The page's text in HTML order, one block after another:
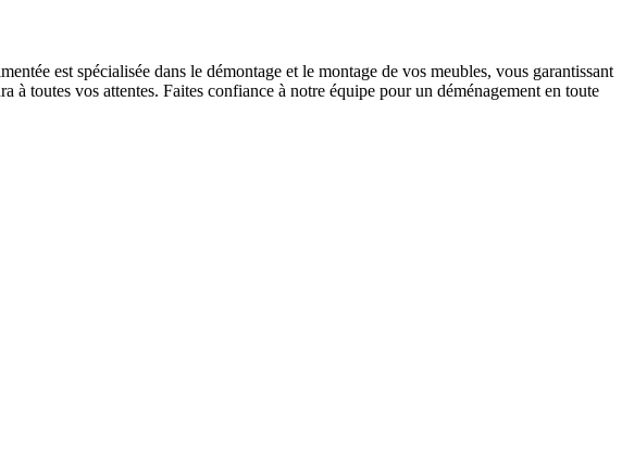
est spécialisée dans le démontage et le montage de vos meubles, vous garantissant
toutes vos attentes. Faites confiance à notre équipe pour un déménagement en toute